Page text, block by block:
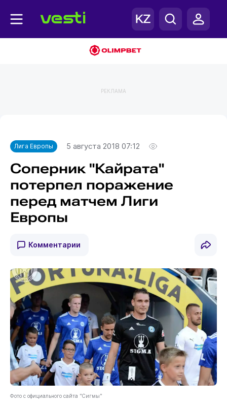
РЕКЛАМА
Лига Европы 5 августа 2018 07:12
Соперник "Кайрата"
потерпел поражение
перед матчем Лиги
Европы
Комментарии
Фото с официального сайта "Сигмы"